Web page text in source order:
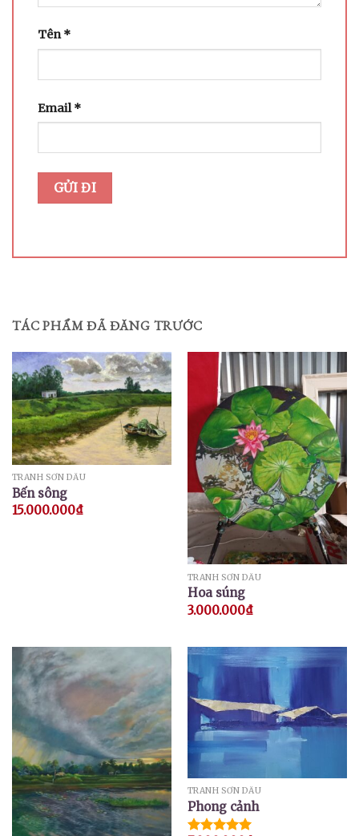
Tên*
Email*
TÁC PHẨM ĐÃ ĐĂNG TRƯỚC
TRANH SƠN DẦU
Bến sông
15.000.000₫
TRANH SƠN DẦU
Hoa súng
3.000.000₫
TRANH SƠN DẦU
Phong cảnh